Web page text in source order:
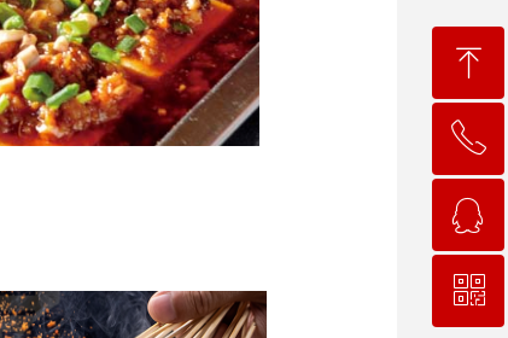
ꁸ
回到顶部
ꂅ
19898292952
ꁗ
QQ客服
ꀥ